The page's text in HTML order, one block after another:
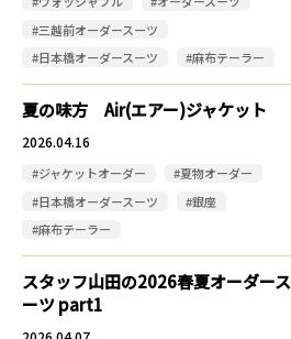
#三越前オーダースーツ
#日本橋オーダースーツ
#麻布テーラー
夏の味方 Air(エアー)ジャケット
2026.04.16
#ジャケットオーダー
#夏物オーダー
#日本橋オーダースーツ
#銀座
#麻布テーラー
スタッフ山田の2026春夏オーダース
ーツ part1